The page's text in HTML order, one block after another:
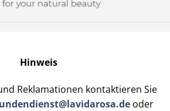
Hinweis
Reklamationen kontaktieren Sie
oder